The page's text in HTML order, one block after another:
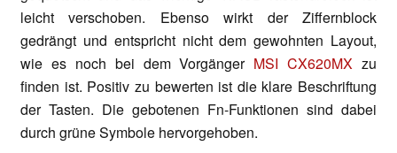
leicht verschoben. Ebenso wirkt der Ziffernblock
gedrängt und entspricht nicht dem gewohnten Layout,
wie es noch bei dem Vorgänger MSI CX620MX zu
finden ist. Positiv zu bewerten ist die klare Beschriftung
der Tasten. Die gebotenen Fn-Funktionen sind dabei
durch grüne Symbole hervorgehoben.